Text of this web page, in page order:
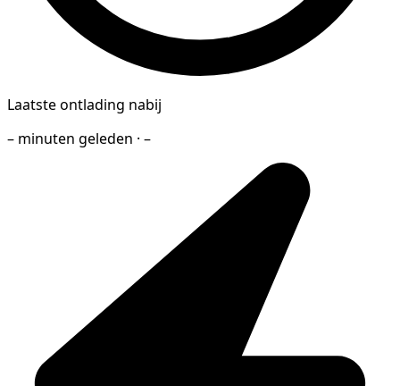
Laatste ontlading nabij
– minuten geleden · –